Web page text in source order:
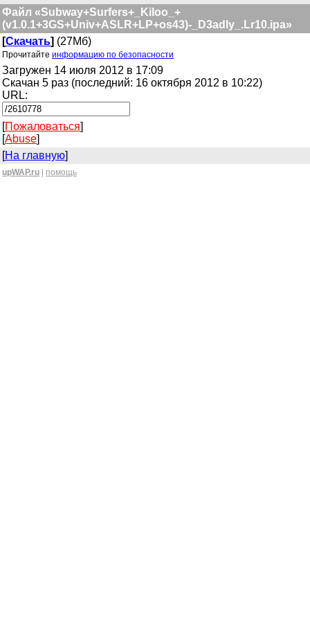
Файл «Subway+Surfers+_Kiloo_+
(v1.0.1+3GS+Univ+ASLR+LP+os43)-_D3adly_.Lr10.ipa»
[Скачать] (27Мб)
Прочитайте информацию по безопасности
Загружен 14 июля 2012 в 17:09
Скачан 5 раз (последний: 16 октября 2012 в 10:22)
URL:
[Пожаловаться]
[Abuse]
[На главную]
upWAP.ru помощь